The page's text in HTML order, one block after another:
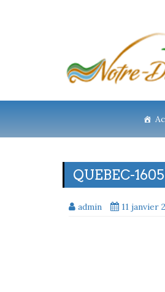
QUEBEC-
admin 11 janvier